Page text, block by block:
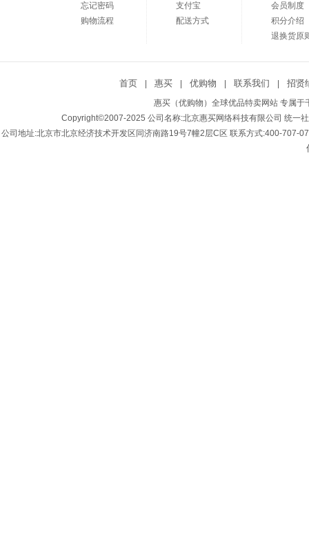
忘记密码
购物流程
支付宝
配送方式
会员制度
积分介绍
退换货原
首页 惠买 优购物 联系我们 招贤
惠买（优购物）全球优品特卖网站 专属
Copyright©2007-2025 公司名称:北京惠买网络科技有限公司 统一
公司地址:北京市北京经济技术开发区同济南路19号7幢2层C区 联系方式:400-707-